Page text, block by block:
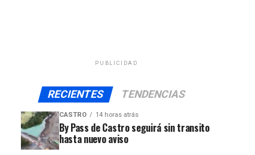
PUBLICIDAD
RECIENTES TENDENCIAS
CASTRO 14 horas atrás
By Pass de Castro seguirá sin transito
hasta nuevo aviso